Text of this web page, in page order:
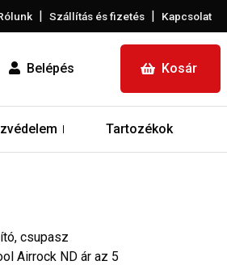
| Szállítás és fizetés | Kapcsolat
Belépés Kosár
Tartozékok
csupasz
Airrock ND ár az 5